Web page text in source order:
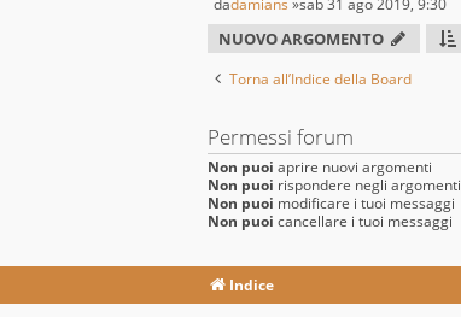
NUOVO ARGOMENTO
Torna all’Indice della Board
Permessi forum
Non puoi aprire nuovi argomenti
Non puoi rispondere negli argomenti
Non puoi modificare i tuoi messaggi
Non puoi cancellare i tuoi messaggi
Indice